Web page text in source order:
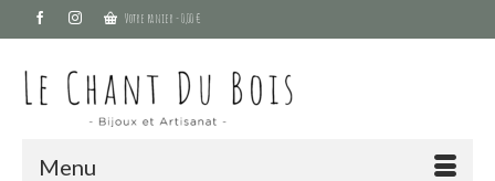
Votre panier -0,00€
Menu